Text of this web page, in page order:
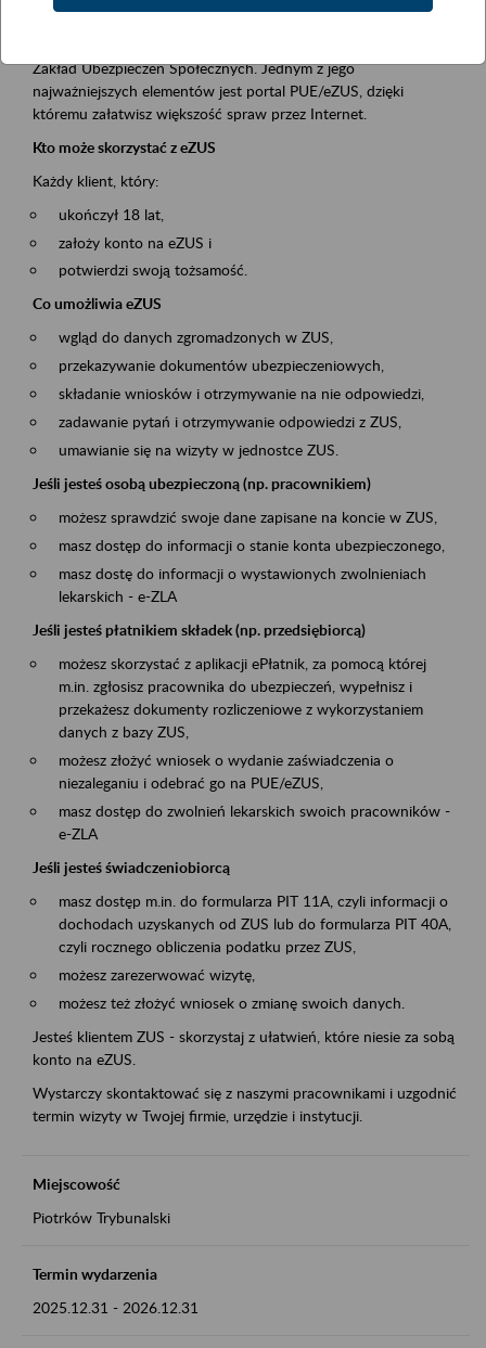
Platforma Usług Elektronicznych ZUS eZUS
Zakład Ubezpieczeń Społecznych. Jednym z jego
najważniejszych elementów jest portal PUE/eZUS, dzięki
któremu załatwisz większość spraw przez Internet.
Kto może skorzystać z eZUS
Każdy klient, który:
ukończył 18 lat,
założy konto na eZUS i
potwierdzi swoją tożsamość.
Co umożliwia eZUS
wgląd do danych zgromadzonych w ZUS,
przekazywanie dokumentów ubezpieczeniowych,
składanie wniosków i otrzymywanie na nie odpowiedzi,
zadawanie pytań i otrzymywanie odpowiedzi z ZUS,
umawianie się na wizyty w jednostce ZUS.
Jeśli jesteś osobą ubezpieczoną (np. pracownikiem)
możesz sprawdzić swoje dane zapisane na koncie w ZUS,
masz dostęp do informacji o stanie konta ubezpieczonego,
masz dostę do informacji o wystawionych zwolnieniach
lekarskich - e-ZLA
Jeśli jesteś płatnikiem składek (np. przedsiębiorcą)
możesz skorzystać z aplikacji ePłatnik, za pomocą której
m.in. zgłosisz pracownika do ubezpieczeń, wypełnisz i
przekażesz dokumenty rozliczeniowe z wykorzystaniem
danych z bazy ZUS,
możesz złożyć wniosek o wydanie zaświadczenia o
niezaleganiu i odebrać go na PUE/eZUS,
masz dostęp do zwolnień lekarskich swoich pracowników -
e-ZLA
Jeśli jesteś świadczeniobiorcą
masz dostęp m.in. do formularza PIT 11A, czyli informacji o
dochodach uzyskanych od ZUS lub do formularza PIT 40A,
czyli rocznego obliczenia podatku przez ZUS,
możesz zarezerwować wizytę,
możesz też złożyć wniosek o zmianę swoich danych.
Jesteś klientem ZUS - skorzystaj z ułatwień, które niesie za sobą
konto na eZUS.
Wystarczy skontaktować się z naszymi pracownikami i uzgodnić
termin wizyty w Twojej firmie, urzędzie i instytucji.
Miejscowość
Piotrków Trybunalski
Termin wydarzenia
2025.12.31 - 2026.12.31